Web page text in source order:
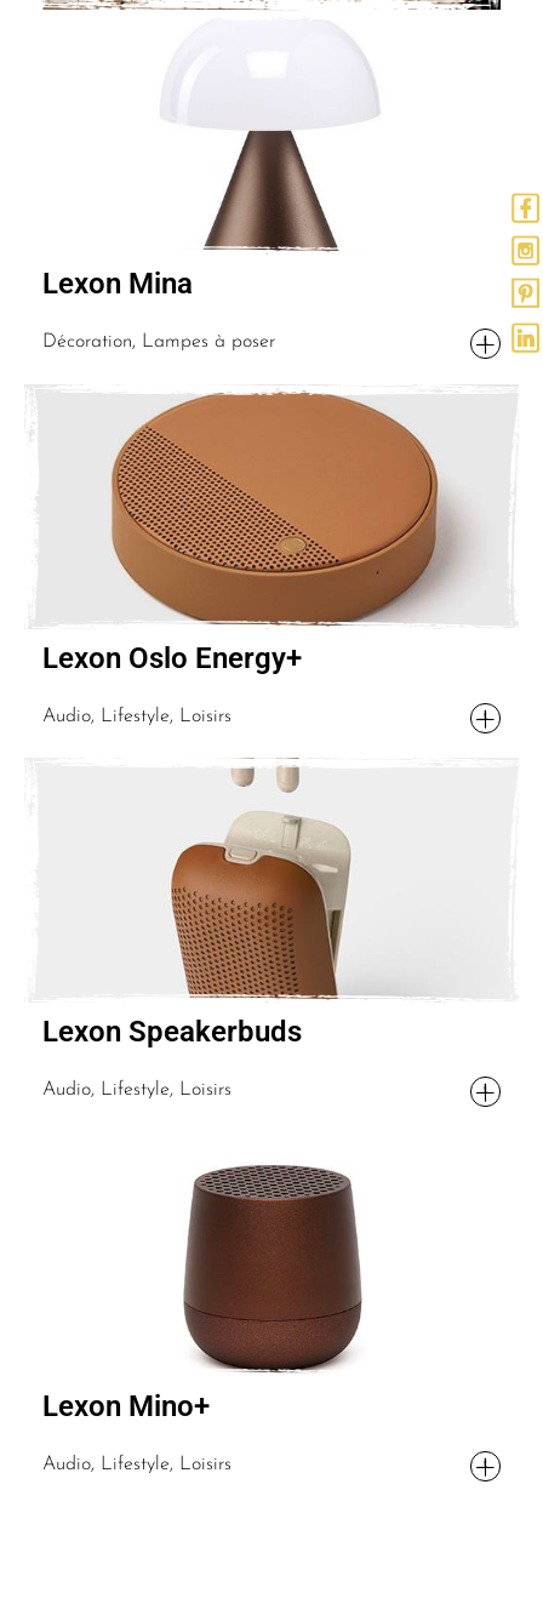
Lexon Mina
Décoration, Lampes à poser
Lexon Oslo Energy+
Audio, Lifestyle, Loisirs
Lexon Speakerbuds
Audio, Lifestyle, Loisirs
Lexon Mino+
Audio, Lifestyle, Loisirs